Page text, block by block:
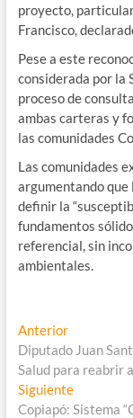
proyecto,
Francisco,
Pese a este
considerada por la
proceso de
ambas carteras y
las comunidades
Las comunidades
argumentando
definir la
fundamentos
referencial, sin
ambientales.
Navegación
de
entradas
AnteriorEntrada
anterior:
Diputado Juan
Salud para reabrir
SiguienteEntrada
siguiente:
Copiapó: Sistema